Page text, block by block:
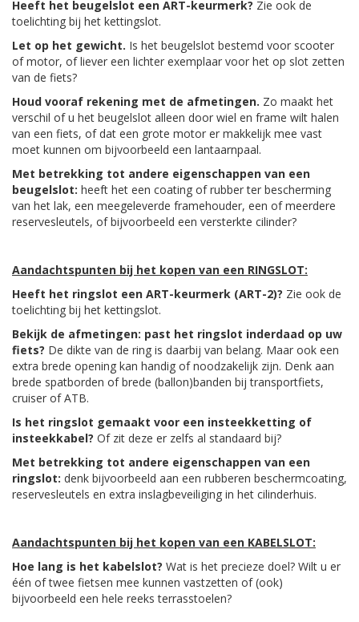
Heeft het beugelslot een ART-keurmerk? Zie ook de
toelichting bij het kettingslot.
Let op het gewicht. Is het beugelslot bestemd voor scooter
of motor, of liever een lichter exemplaar voor het op slot zetten
van de fiets?
Houd vooraf rekening met de afmetingen. Zo maakt het
verschil of u het beugelslot alleen door wiel en frame wilt halen
van een fiets, of dat een grote motor er makkelijk mee vast
moet kunnen om bijvoorbeeld een lantaarnpaal.
Met betrekking tot andere eigenschappen van een
beugelslot: heeft het een coating of rubber ter bescherming
van het lak, een meegeleverde framehouder, een of meerdere
reservesleutels, of bijvoorbeeld een versterkte cilinder?
Aandachtspunten bij het kopen van een RINGSLOT:
Heeft het ringslot een ART-keurmerk (ART-2)? Zie ook de
toelichting bij het kettingslot.
Bekijk de afmetingen: past het ringslot inderdaad op uw
fiets? De dikte van de ring is daarbij van belang. Maar ook een
extra brede opening kan handig of noodzakelijk zijn. Denk aan
brede spatborden of brede (ballon)banden bij transportfiets,
cruiser of ATB.
Is het ringslot gemaakt voor een insteekketting of
insteekkabel? Of zit deze er zelfs al standaard bij?
Met betrekking tot andere eigenschappen van een
ringslot: denk bijvoorbeeld aan een rubberen beschermcoating,
reservesleutels en extra inslagbeveiliging in het cilinderhuis.
Aandachtspunten bij het kopen van een KABELSLOT:
Hoe lang is het kabelslot? Wat is het precieze doel? Wilt u er
één of twee fietsen mee kunnen vastzetten of (ook)
bijvoorbeeld een hele reeks terrasstoelen?